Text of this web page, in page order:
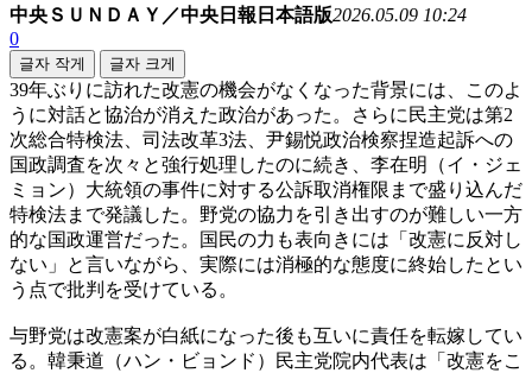
中央ＳＵＮＤＡＹ／中央日報日本語版2026.05.09 10:24
0
글자 작게 글자 크게
39年ぶりに訪れた改憲の機会がなくなった背景には、このよ
うに対話と協治が消えた政治があった。さらに民主党は第2
次総合特検法、司法改革3法、尹錫悦政治検察捏造起訴への
国政調査を次々と強行処理したのに続き、李在明（イ・ジェ
ミョン）大統領の事件に対する公訴取消権限まで盛り込んだ
特検法まで発議した。野党の協力を引き出すのが難しい一方
的な国政運営だった。国民の力も表向きには「改憲に反対し
ない」と言いながら、実際には消極的な態度に終始したとい
う点で批判を受けている。
与野党は改憲案が白紙になった後も互いに責任を転嫁してい
る。韓秉道（ハン・ビョンド）民主党院内代表は「改憲をこ